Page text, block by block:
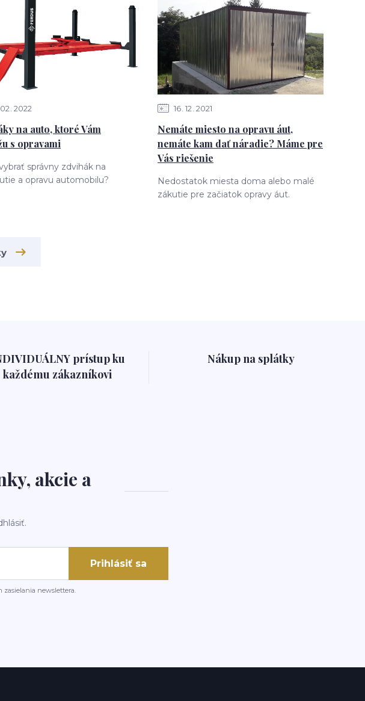
02 2022
na auto, ktoré Vám
s opravami
správny zdvihák na
a opravu automobilu?
16 12 2021
Nemáte miesto na opravu áut,
nemáte kam dať náradie? Máme pre
Vás riešenie
Nedostatok miesta doma alebo malé
zákutie pre začiatok opravy áut.
prístup ku
každému zákazníkovi
Nákup na splátky
akcie a
Prihlásiť sa
zasielania newslettera.